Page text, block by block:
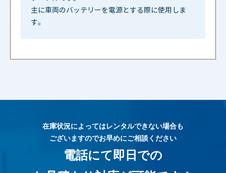
主に車両のバッテリーを電源とする際に使用しま
す。
在庫状況によってはレンタルできない場合も
ございますのでお早めにご相談ください
電話にて即日での